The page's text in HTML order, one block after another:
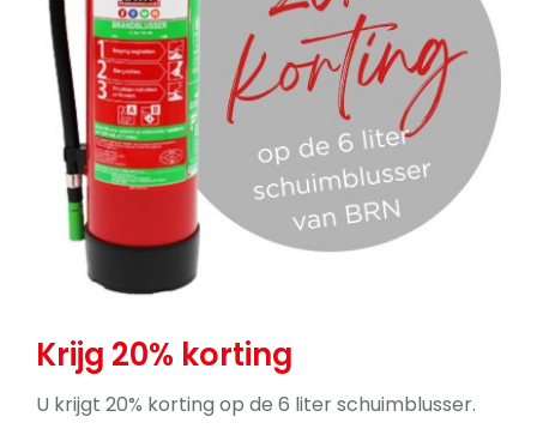
Krijg 20% korting
U krijgt 20% korting op de 6 liter schuimblusser.